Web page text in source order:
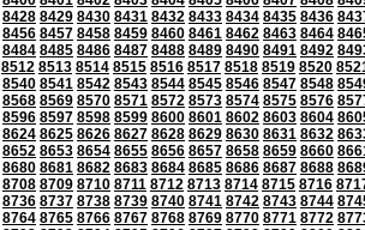
8428 8429 8430 8431 8432 8433 8434 8435 8436
8456 8457 8458 8459 8460 8461 8462 8463 8464
8484 8485 8486 8487 8488 8489 8490 8491 8492
8512 8513 8514 8515 8516 8517 8518 8519 8520
8540 8541 8542 8543 8544 8545 8546 8547 8548
8568 8569 8570 8571 8572 8573 8574 8575 8576
8596 8597 8598 8599 8600 8601 8602 8603 8604
8624 8625 8626 8627 8628 8629 8630 8631 8632
8652 8653 8654 8655 8656 8657 8658 8659 8660
8680 8681 8682 8683 8684 8685 8686 8687 8688
8708 8709 8710 8711 8712 8713 8714 8715 8716
8736 8737 8738 8739 8740 8741 8742 8743 8744
8764 8765 8766 8767 8768 8769 8770 8771 8772